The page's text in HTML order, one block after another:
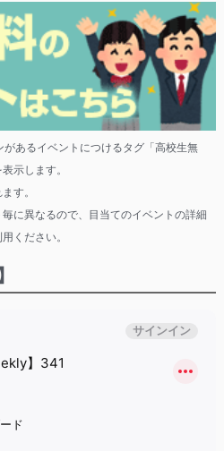
あるイベントにつけるタグ「高校生無
示します。
す。
に異なるので、目当てのイベントの詳細
ください。